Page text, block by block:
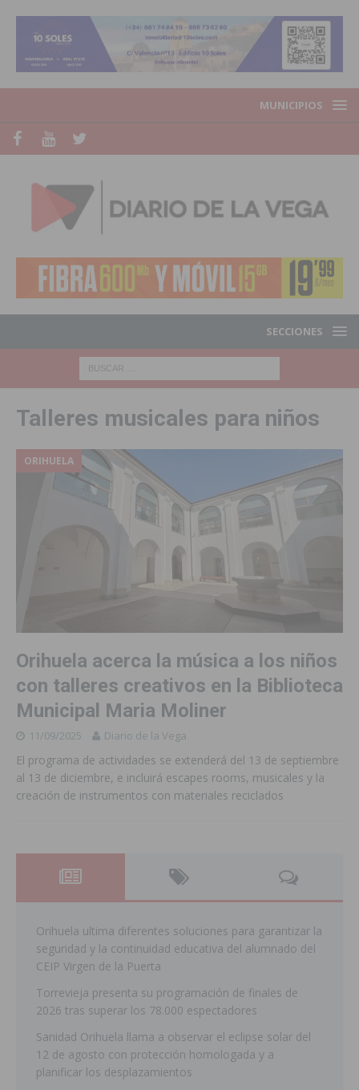
MUNICIPIOS
SECCIONES
Talleres musicales para niños
ORIHUELA
Orihuela acerca la música a los niños
con talleres creativos en la Biblioteca
Municipal Maria Moliner
11/09/2025 Diario de la Vega
El programa de actividades se extenderá del 13 de septiembre
al 13 de diciembre, e incluirá escapes rooms, musicales y la
creación de instrumentos con materiales reciclados
Orihuela ultima diferentes soluciones para garantizar la
seguridad y la continuidad educativa del alumnado del
CEIP Virgen de la Puerta
Torrevieja presenta su programación de finales de
2026 tras superar los 78.000 espectadores
Sanidad Orihuela llama a observar el eclipse solar del
12 de agosto con protección homologada y a
planificar los desplazamientos